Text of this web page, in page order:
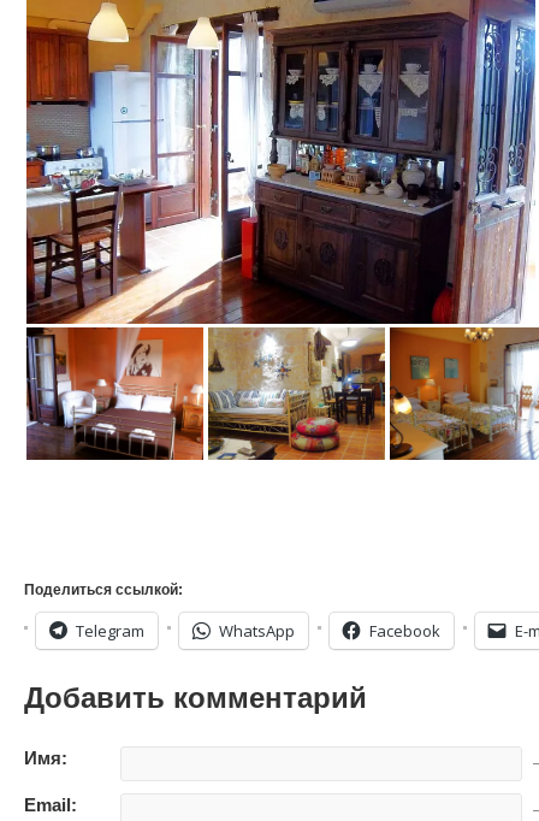
Поделиться ссылкой:
Telegram WhatsApp Facebook E-
Добавить комментарий
Имя:
Email: